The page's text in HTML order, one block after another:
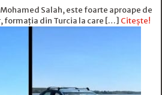
Salah, este foarte aproape de
formația din Turcia la care […] Citește!